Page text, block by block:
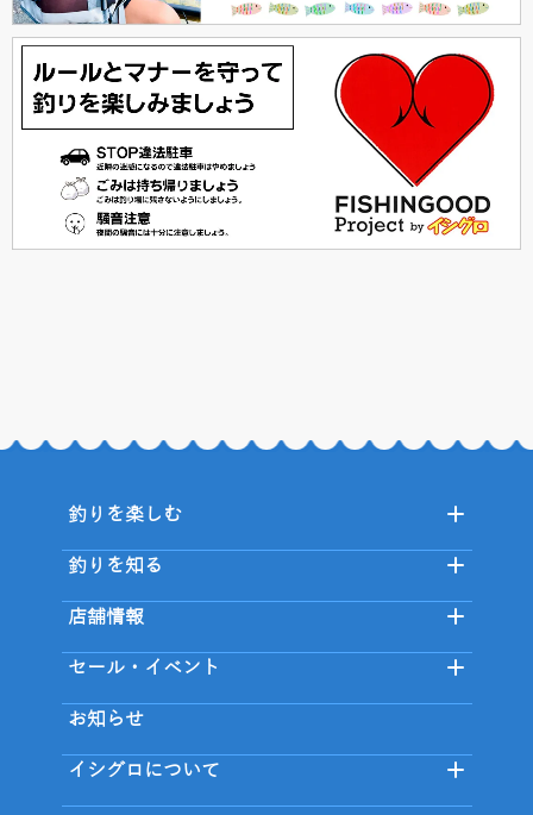
釣りを楽しむ
釣りを知る
店舗情報
セール・イベント
お知らせ
イシグロについて